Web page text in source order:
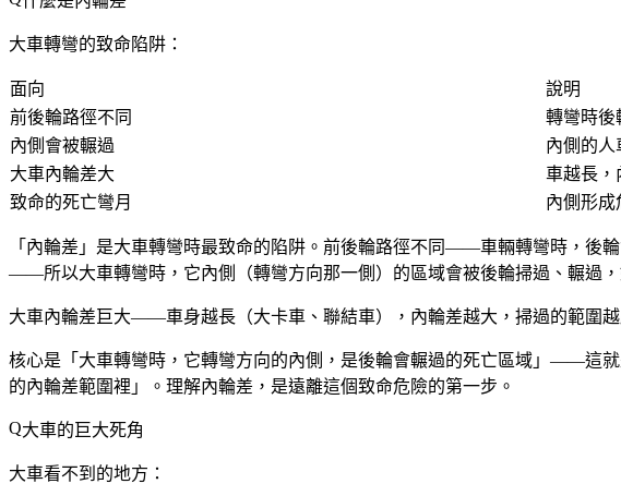
大車轉彎的致命陷阱：
面向
說明
前後輪路徑不同
轉彎時後
內側會被輾過
內側的人
大車內輪差大
車越長，
致命的死亡彎月
內側形成
「內輪差」是大車轉彎時最致命的陷阱。前後輪路徑不同——車輛轉彎時，後
——所以大車轉彎時，它內側（轉彎方向那一側）的區域會被後輪掃過、輾過
大車內輪差巨大——車身越長（大卡車、聯結車），內輪差越大，掃過的範圍
核心是「大車轉彎時，它轉彎方向的內側，是後輪會輾過的死亡區域」——這
的內輪差範圍裡」。理解內輪差，是遠離這個致命危險的第一步。
大車的巨大死角
大車看不到的地方：